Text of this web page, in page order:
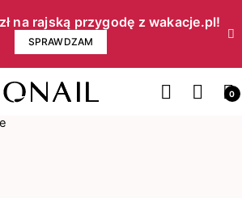
na rajską przygodę z wakacje.pl!​
SPRAWDZAM
0